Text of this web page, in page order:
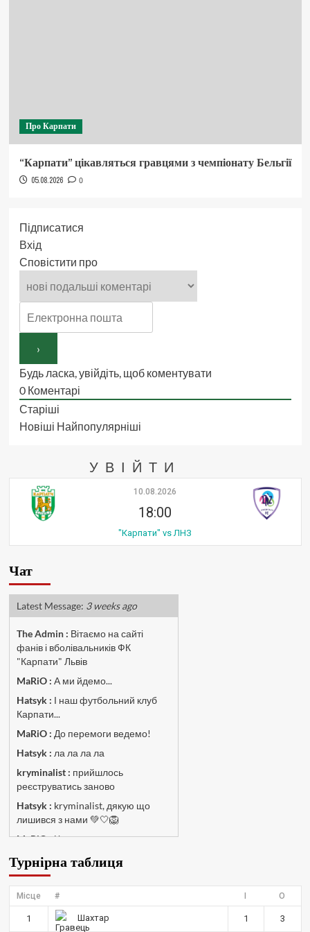
Про Карпати
“Карпати” цікавляться гравцями з чемпіонату Бельгії
05.08.2026 0
Підписатися
Вхід
Сповістити про
Будь ласка, увійдіть, щоб коментувати
0Коментарі
Старіші
Новіші Найпопулярніші
УВІЙТИ
10.08.2026
18:00
"Карпати" vs ЛНЗ
Чат
Latest Message: 3 weeks ago
The Admin: Вітаємо на сайті
фанів і вболівальників ФК
"Карпати" Львів
MaRiO : А ми йдемо...
Hatsyk : І наш футбольний клуб
Карпати...
MaRiO : До перемоги ведемо!
Hatsyk : ла ла ла ла
kryminalist : прийшлось
реєструватись заново
Hatsyk : kryminalist, дякую що
лишився з нами 💚🤍🦁
MaRiO :Чат потрохи оживає, то
MaRiO :
Знов у клубі бардак...
Hatsyk :
Все буде добре
Torsida_LEMBERG_1963 :
привіт, знову з вами)
Турнірна таблиця
Місце # О
1 Шахтар 1 3